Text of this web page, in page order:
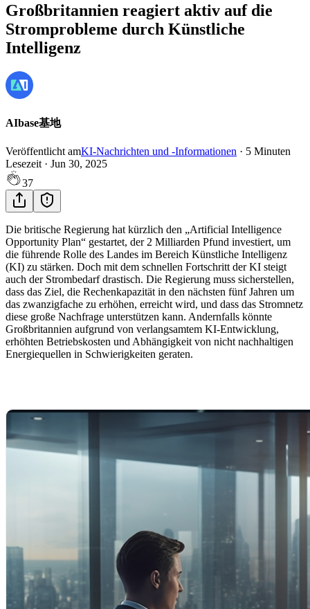
Großbritannien reagiert aktiv auf die
Stromprobleme durch Künstliche
Intelligenz
AIbase基地
Veröffentlicht amKI-Nachrichten und -Informationen · 5 Minuten
Lesezeit · Jun 30, 2025
37
Die britische Regierung hat kürzlich den „Artificial Intelligence
Opportunity Plan“ gestartet, der 2 Milliarden Pfund investiert, um
die führende Rolle des Landes im Bereich Künstliche Intelligenz
(KI) zu stärken. Doch mit dem schnellen Fortschritt der KI steigt
auch der Strombedarf drastisch. Die Regierung muss sicherstellen,
dass das Ziel, die Rechenkapazität in den nächsten fünf Jahren um
das zwanzigfache zu erhöhen, erreicht wird, und dass das Stromnetz
diese große Nachfrage unterstützen kann. Andernfalls könnte
Großbritannien aufgrund von verlangsamtem KI-Entwicklung,
erhöhten Betriebskosten und Abhängigkeit von nicht nachhaltigen
Energiequellen in Schwierigkeiten geraten.